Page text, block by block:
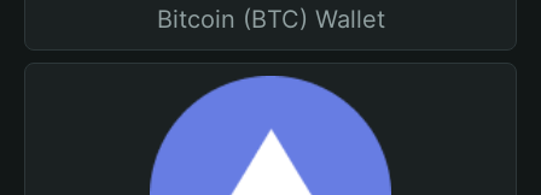
Bitcoin (BTC) Wallet